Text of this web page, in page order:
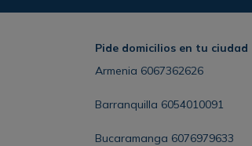
Pide domicilios en tu ciudad
Armenia 6067362626
Barranquilla 6054010091
Bucaramanga 6076979633